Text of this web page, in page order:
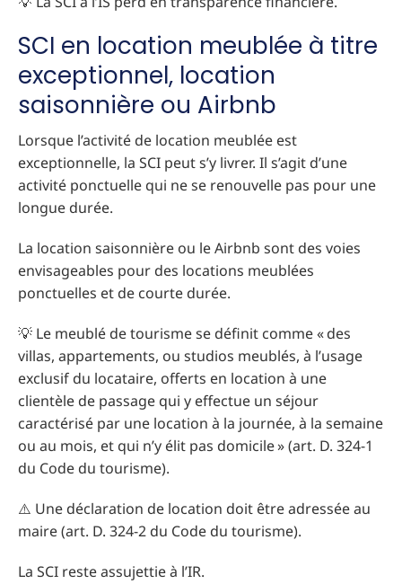
SCI en location meublée à titre
exceptionnel, location
saisonnière ou Airbnb
Lorsque l’activité de location meublée est
exceptionnelle, la SCI peut s’y livrer. Il s’agit d’une
activité ponctuelle qui ne se renouvelle pas pour une
longue durée.
La location saisonnière ou le Airbnb sont des voies
envisageables pour des locations meublées
ponctuelles et de courte durée.
💡 Le meublé de tourisme se définit comme « des
villas, appartements, ou studios meublés, à l’usage
exclusif du locataire, offerts en location à une
clientèle de passage qui y effectue un séjour
caractérisé par une location à la journée, à la semaine
ou au mois, et qui n’y élit pas domicile » (art. D. 324-1
du Code du tourisme).
⚠️ Une déclaration de location doit être adressée au
maire (art. D. 324-2 du Code du tourisme).
La SCI reste assujettie à l’IR.